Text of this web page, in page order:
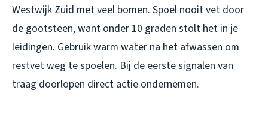
Westwijk Zuid met veel bomen. Spoel nooit vet door
de gootsteen, want onder 10 graden stolt het in je
leidingen. Gebruik warm water na het afwassen om
restvet weg te spoelen. Bij de eerste signalen van
traag doorlopen direct actie ondernemen.